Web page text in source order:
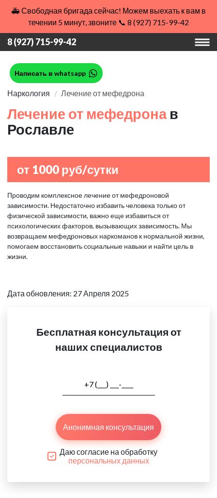
🚑 Свободная бригада сейчас! Можем выехать к вам в
течении 5 минут, звоните 📞 8 (927) 715-99-42
8 (927) 715-99-42
Написать в whatsapp
Наркология Лечение от мефедрона
Лечение от мефедрона в
Рославле
от 1000 руб/сутки
Проводим комплексное лечение от мефедроновой
зависимости. Недостаточно избавить человека только от
физической зависимости, важно еще избавиться от
психологических факторов, вызывающих зависимость. Мы
возвращаем мефедроновых наркоманов к нормальной жизни,
помогаем восстановить социальные навыки и найти цель в
жизни.
Дата обновления: 27 Апреля 2025
Бесплатная консультация от
наших специалистов
Анонимная консультация
Даю согласие на обработку
персональных данных